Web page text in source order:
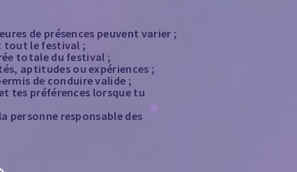
de présences peuvent varier ;
tout le festival ;
totale du festival ;
aptitudes ou expériences ;
de conduire valide ;
tes préférences lorsque tu
personne responsable des